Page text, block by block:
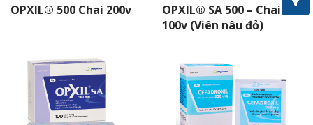
OPXIL® 500 Chai 200v
OPXIL® SA 500 – Chai
100v (Viên nâu đỏ)